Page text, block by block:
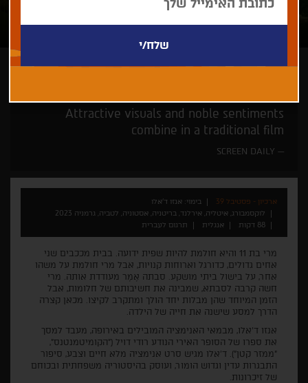
Attractive visuals and noble sentiments
combine in a traditional film
SCREEN DAILY
ארכיון - פסטיבל 39
בימוי: אנזו ד'אלו
לוקסמבורג, איטליה, אירלנד, בריטניה, אסטוניה, לטביה, גרמניה 2023
88 דקות
אנגלית תרגום לעברית
מרי בת 11 והיא חולמת להיות שפית ידועה. בבית מככבים שני
אחים גדולים, כדורגל וארוחות קנויות, אבל מרי חולמת על משהו
אחר, על בישול ביתי מושקע. סבתה אֶמֶר מעודדת אותה. מרי
חשה קרבה לסבתא, שמבינה את חשיבותם של חלומות, אבל
הזמן המיוחד שהן מבלות יחד הולך ומתקרב לקיצו. מכאן קצרה
הדרך למסע שישנה את חייה של הילדה.
אנזו ד'אלו, מבמאי האנימציה המובילים באירופה, מעבד למסך
את ספרו של הסופר האירי הנודע רודי דויל ("הקומיטמנטנס",
"ממזר קטן"). ד'אלו מגיש סרט אנימציה מלא חיים וצבע, סיפור
התבגרות עדין וגדוש הומור, ועוסק בהיסטוריה משפחתית ובכוחם
של זיכרונות.